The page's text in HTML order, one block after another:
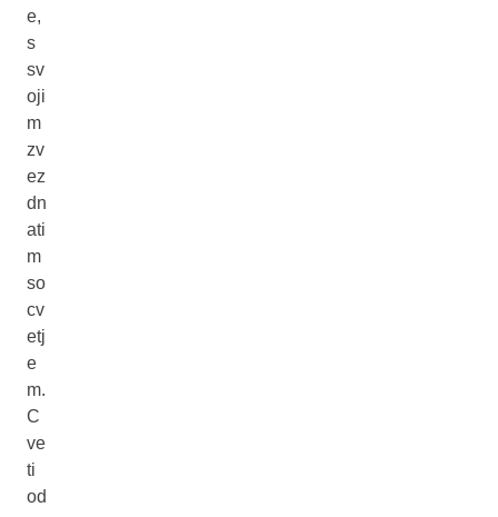
e,
s
sv
oji
m
zv
ez
dn
ati
m
so
cv
etj
e
m.
C
ve
ti
od